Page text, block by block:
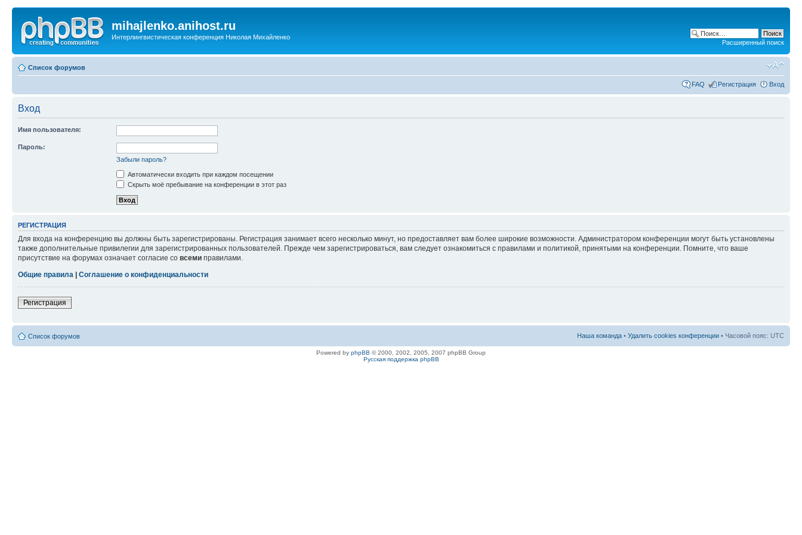
mihajlenko.anihost.ru
Интерлингвистическая конференция Николая Михайленко
Расширенный поиск
Список форумов
FAQ Регистрация Вход
Вход
Имя пользователя:
Пароль:
Забыли пароль?
Автоматически входить при каждом посещении
Скрыть моё пребывание на конференции в этот раз
РЕГИСТРАЦИЯ
Для входа на конференцию вы должны быть зарегистрированы. Регистрация занимает всего несколько минут, но предоставляет вам более широкие возможности. Администратором конференции могут быть установлены
также дополнительные привилегии для зарегистрированных пользователей. Прежде чем зарегистрироваться, вам следует ознакомиться с правилами и политикой, принятыми на конференции. Помните, что ваше
присутствие на форумах означает согласие со всеми правилами.
Общие правила
Соглашение о конфиденциальности
Регистрация
Список форумов Наша команда • Удалить cookies конференции • Часовой пояс: UTC
Powered by phpBB © 2000, 2002, 2005, 2007 phpBB Group
Русская поддержка phpBB